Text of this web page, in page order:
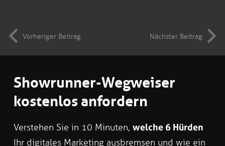
Vorheriger Beitrag Nächster Beitrag
Showrunner-Wegweiser
kostenlos anfordern
Verstehen Sie in 10 Minuten, welche 6 Hürden
Ihr digitales Marketing ausbremsen und wie ein